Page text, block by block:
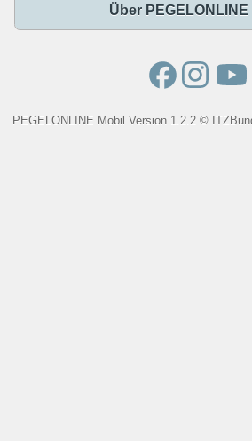
Über PEGELONLINE
PEGELONLINE Mobil Version 1.2.2 ©